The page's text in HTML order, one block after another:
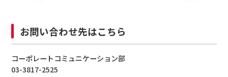
お問い合わせ先はこちら
コーポレートコミュニケーション部
03-3817-2525